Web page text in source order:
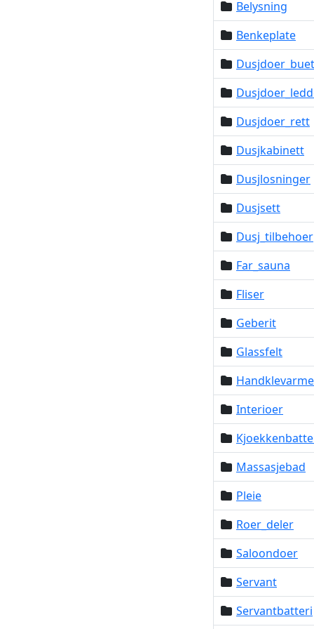
Belysning
Benkeplate
Dusjdoer_buet
Dusjdoer_rett
Dusjkabinett
Dusjlosninger
Dusjsett
Dusj_tilbehoer
Far_sauna
Fliser
Geberit
Glassfelt
Interioer
Massasjebad
Pleie
Roer_deler
Saloondoer
Servant
Servantbatteri